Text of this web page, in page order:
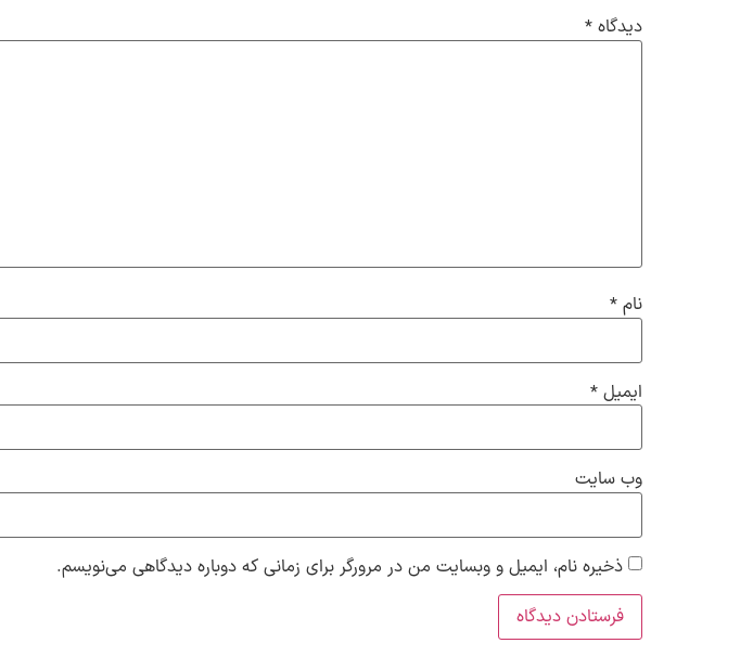
دیدگاه *
نام *
ایمیل *
وب‌ سایت
ذخیره نام، ایمیل و وبسایت من در مرورگر برای زمانی که دوباره دیدگاهی می‌نویسم.